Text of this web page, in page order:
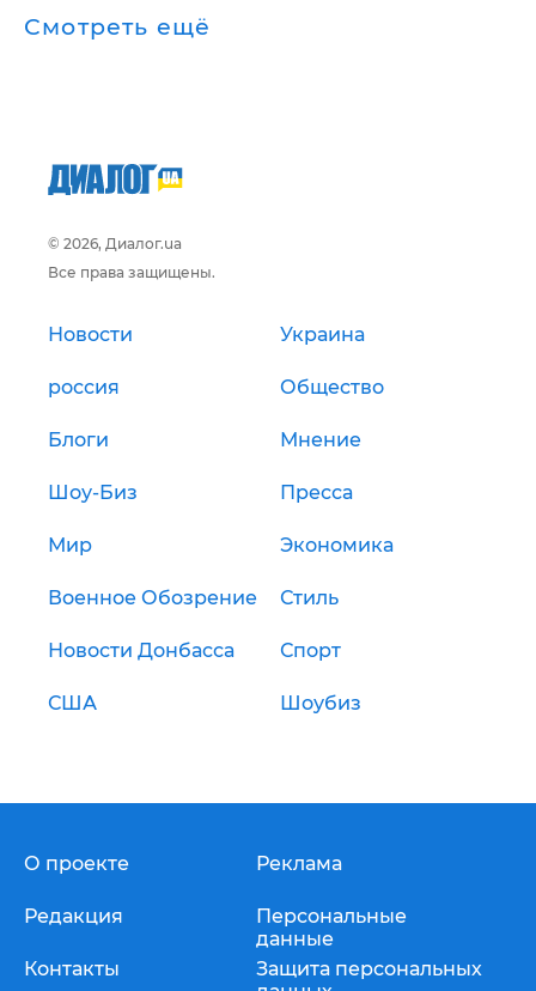
Смотреть ещё
© 2026, Диалог.ua
Все права защищены.
Новости Украина
россия Общество
Блоги Мнение
Шоу-Биз Пресса
Мир Экономика
Военное Обозрение Стиль
Новости Донбасса Спорт
США Шоубиз
О проекте
Редакция
Контакты
Реклама
Персональные
данные
Защита персональных